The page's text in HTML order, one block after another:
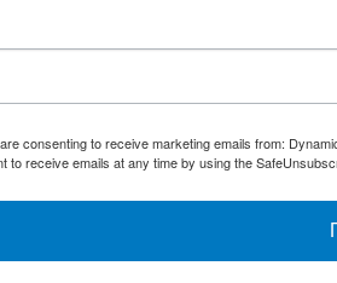
consenting to receive marketing emails from:
to receive emails at any time by using the